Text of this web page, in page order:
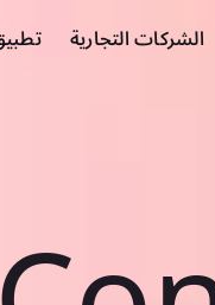
الشركات التجارية